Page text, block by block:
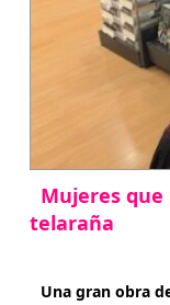
Mujeres
telaraña
Una gran obra